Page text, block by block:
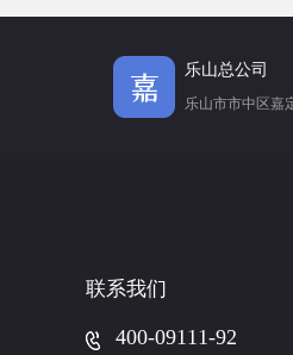
乐山总公司
乐山市市中区嘉
联系我们
400-09111-92